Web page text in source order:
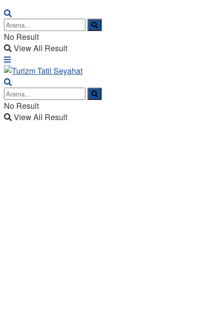
No Result
View All Result
No Result
View All Result